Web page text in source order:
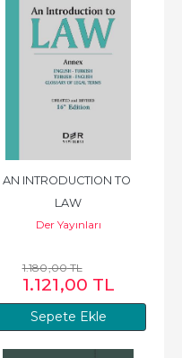
Sepete Ekle
AN INTRODUCTION TO
LAW
Der Yayınları
1.180,00TL
1.121,00 TL